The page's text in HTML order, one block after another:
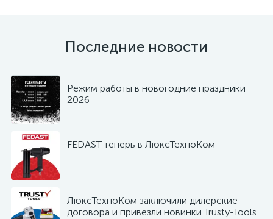
Последние новости
Режим работы в новогодние праздники
2026
FEDAST теперь в ЛюксТехноКом
ЛюксТехноКом заключили дилерские
договора и привезли новинки Trusty-Tools